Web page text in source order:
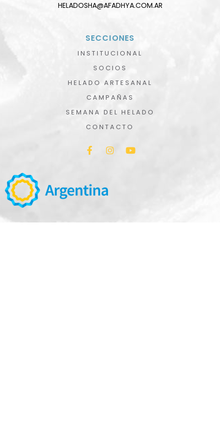
HELADOSHA@AFADHYA.COM.AR
SECCIONES
INSTITUCIONAL
SOCIOS
HELADO ARTESANAL
CAMPAÑAS
SEMANA DEL HELADO
CONTACTO